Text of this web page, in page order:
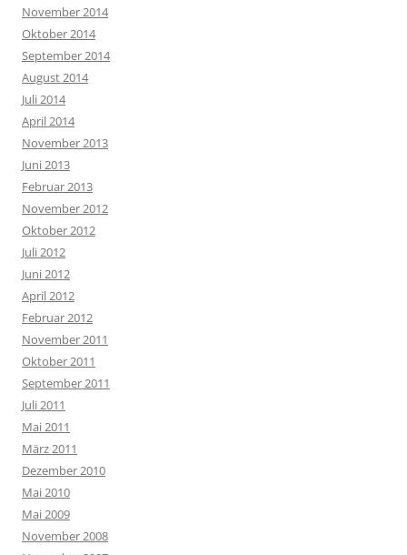
November 2014
Oktober 2014
September 2014
August 2014
Juli 2014
April 2014
November 2013
Juni 2013
Februar 2013
November 2012
Oktober 2012
Juli 2012
Juni 2012
April 2012
Februar 2012
November 2011
Oktober 2011
September 2011
Juli 2011
Mai 2011
März 2011
Dezember 2010
Mai 2010
Mai 2009
November 2008